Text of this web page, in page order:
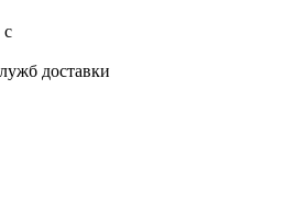
с
доставки